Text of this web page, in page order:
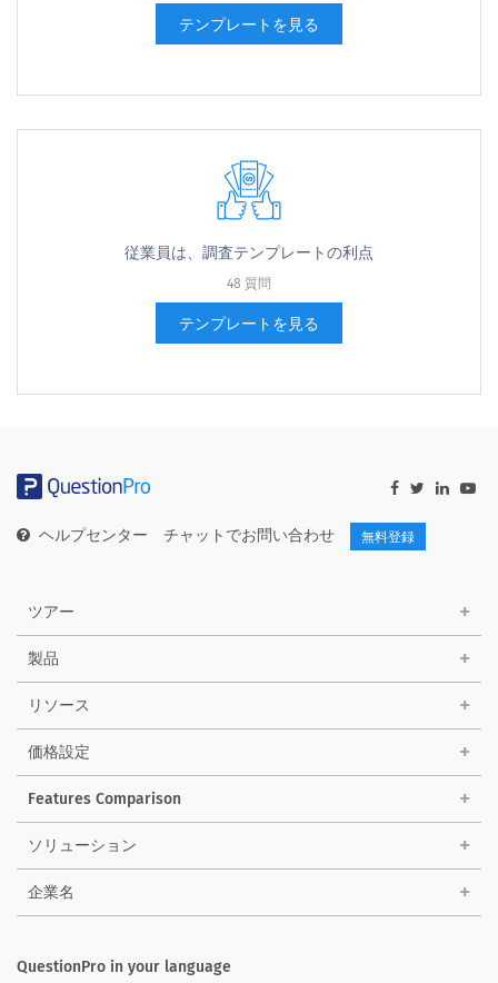
テンプレートを見る
従業員は、調査テンプレートの利点
48 質問
テンプレートを見る
ヘルプセンター チャットでお問い合わせ 無料登録
ツアー
製品
リソース
価格設定
Features Comparison
ソリューション
企業名
QuestionPro in your language